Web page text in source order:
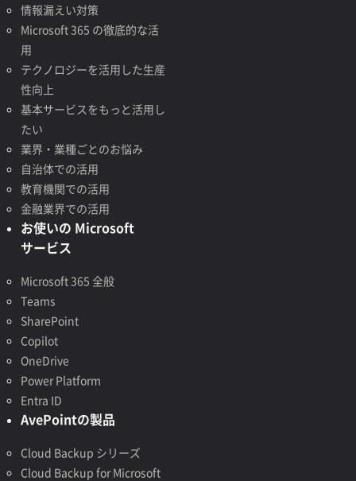
情報漏えい対策
Microsoft 365 の徹底的な活
用
テクノロジーを活用した生産
性向上
基本サービスをもっと活用し
たい
業界・業種ごとのお悩み
自治体での活用
教育機関での活用
金融業界での活用
お使いの Microsoft
サービス
Microsoft 365 全般
Teams
SharePoint
Copilot
OneDrive
Power Platform
Entra ID
AvePointの製品
Cloud Backup シリーズ
Cloud Backup for Microsoft